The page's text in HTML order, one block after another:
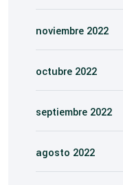
noviembre 2022
octubre 2022
septiembre 2022
agosto 2022